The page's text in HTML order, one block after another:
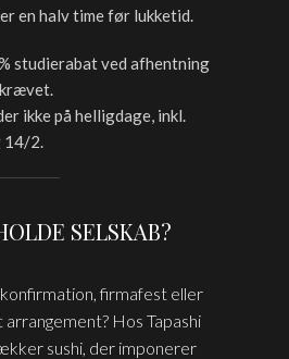
en halv time før lukketid.
studierabat ved afhentning
ikke på helligdage, inkl.
14/2.
SELSKAB?
firmafest eller
Hos Tapashi
sushi, der imponerer